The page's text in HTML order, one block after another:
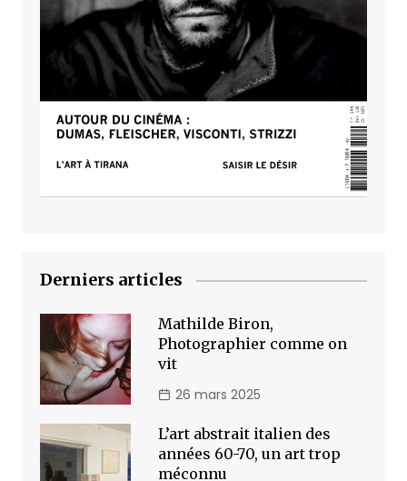
Derniers articles
Mathilde Biron,
Photographier comme on
vit
26 mars 2025
L’art abstrait italien des
années 60-70, un art trop
méconnu